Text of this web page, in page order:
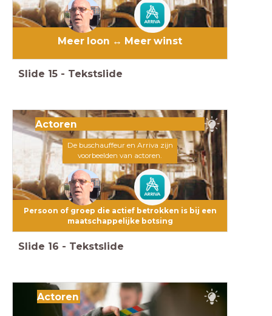
Meer loon ↔️ Meer winst
Slide 15 - Tekstslide
Actoren
Persoon of groep die actief betrokken is bij een
maatschappelijke botsing
De buschauffeur en Arriva zijn
voorbeelden van actoren.
Slide 16 - Tekstslide
Actoren